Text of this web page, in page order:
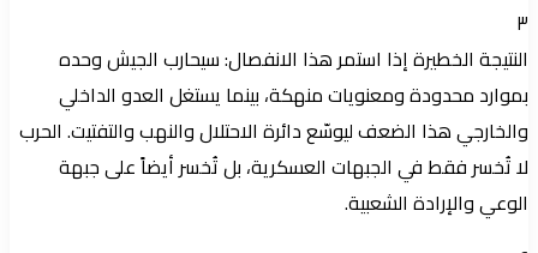
٣
النتيجة الخطيرة إذا استمر هذا الانفصال: سيحارب الجيش وحده
بموارد محدودة ومعنويات منهكة، بينما يستغل العدو الداخلي
والخارجي هذا الضعف ليوسّع دائرة الاحتلال والنهب والتفتيت. الحرب
لا تُخسر فقط في الجبهات العسكرية، بل تُخسر أيضاً على جبهة
الوعي والإرادة الشعبية.